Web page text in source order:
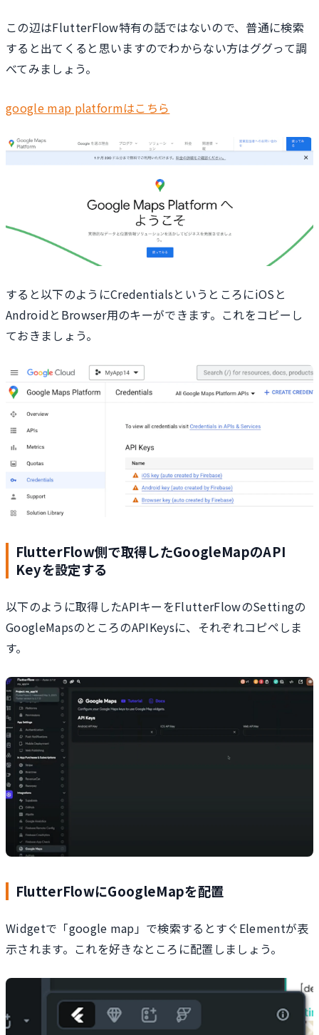
この辺はFlutterFlow特有の話ではないので、普通に検索
すると出てくると思いますのでわからない方はググって調
べてみましょう。
google map platformはこちら
すると以下のようにCredentialsというところにiOSと
AndroidとBrowser用のキーができます。これをコピーし
ておきましょう。
FlutterFlow側で取得したGoogleMapのAPI
Keyを設定する
以下のように取得したAPIキーをFlutterFlowのSettingの
GoogleMapsのところのAPIKeysに、それぞれコピペしま
す。
FlutterFlowにGoogleMapを配置
Widgetで「google map」で検索するとすぐElementが表
示されます。これを好きなところに配置しましょう。